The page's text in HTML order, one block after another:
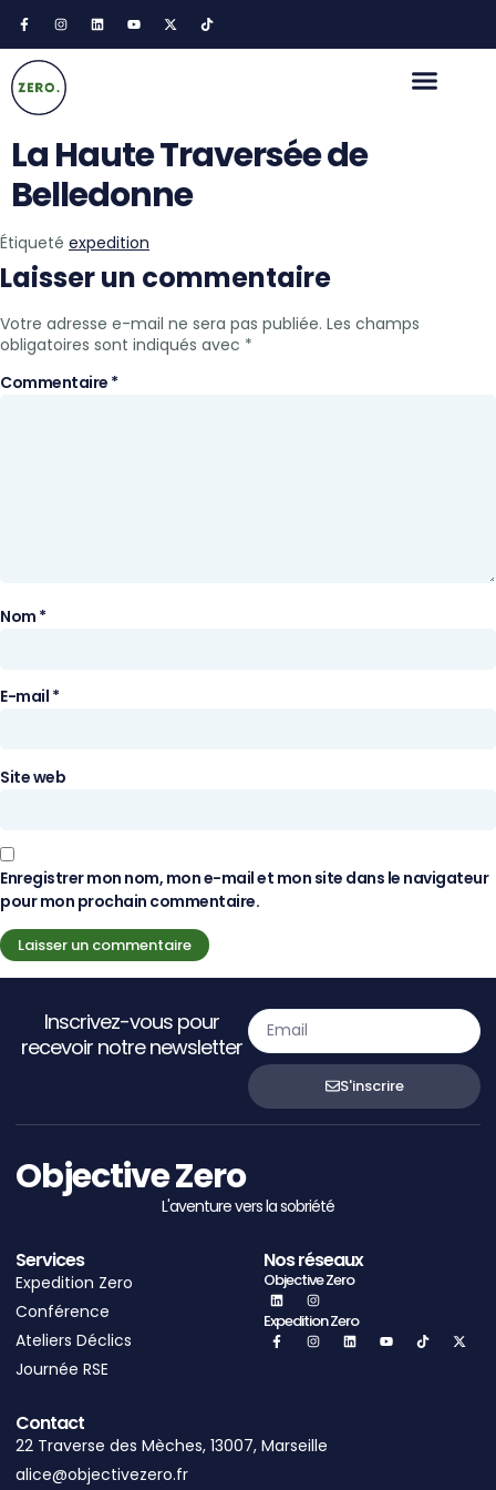
La Haute Traversée de
Belledonne
Étiqueté expedition
Laisser un commentaire
Votre adresse e-mail ne sera pas publiée. Les champs
obligatoires sont indiqués avec *
Commentaire *
Nom *
E-mail *
Site web
Enregistrer mon nom, mon e-mail et mon site dans le navigateur
pour mon prochain commentaire.
Inscrivez-vous pour
recevoir notre newsletter
S'inscrire
Objective Zero
L'aventure vers la sobriété
Services
Expedition Zero
Conférence
Ateliers Déclics
Journée RSE
Nos réseaux
Objective Zero
Expedition Zero
Contact
22 Traverse des Mèches, 13007, Marseille
alice@objectivezero.fr